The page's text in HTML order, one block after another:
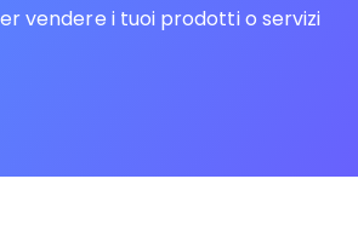
vendere i tuoi prodotti o servizi